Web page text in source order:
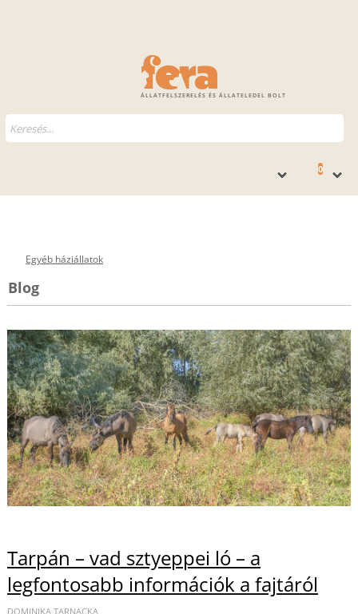
ÁLLATFELSZERELÉS ÉS ÁLLATELEDEL BOLT
0
Egyéb háziállatok
Blog
Tarpán – vad sztyeppei ló – a
legfontosabb információk a fajtáról
DOMINIKA TARNACKA